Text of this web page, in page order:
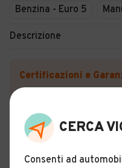
Benzina - Euro 5
Descrizione
Certificazioni e
CORLEONECERCA
Consenti ad